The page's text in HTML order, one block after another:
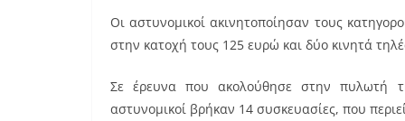
Οι αστυνομικοί ακινητοποίησαν τους
στην κατοχή τους 125 ευρώ και δύο κινητά
Σε έρευνα που ακολούθησε στην πυλωτή
αστυνομικοί βρήκαν 14 συσκευασίες, που